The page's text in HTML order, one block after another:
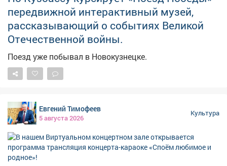
передвижной интерактивный музей,
рассказывающий о событиях Великой
Отечественной войны.
Поезд уже побывал в Новокузнецке.
Евгений Тимофеев
5 августа 2026
Культура